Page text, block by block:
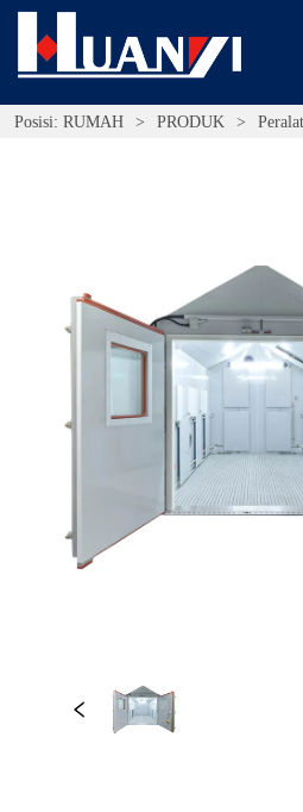
Posisi: RUMAH > PRODUK >